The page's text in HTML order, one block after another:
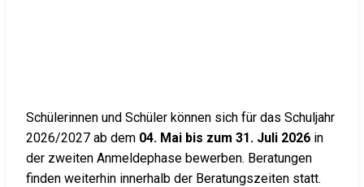
Schülerinnen und Schüler können sich für das Schuljahr
2026/2027 ab dem 04. Mai bis zum 31. Juli 2026 in
der zweiten Anmeldephase bewerben. Beratungen
finden weiterhin innerhalb der Beratungszeiten statt.